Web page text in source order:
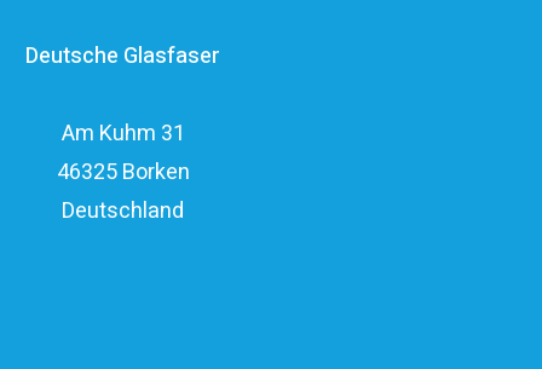
elf Milliarden Euro.
Deutsche Glasfaser
Am Kuhm 31
46325 Borken
Deutschland